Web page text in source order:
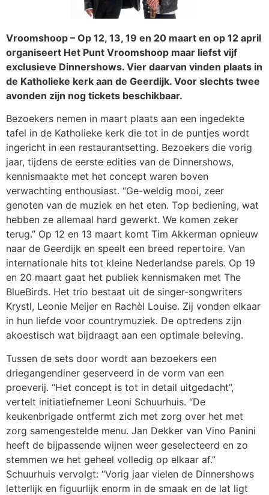
Vroomshoop – Op 12, 13, 19 en 20 maart en op 12 april
organiseert Het Punt Vroomshoop maar liefst vijf
exclusieve Dinnershows. Vier daarvan vinden plaats in
de Katholieke kerk aan de Geerdijk. Voor slechts twee
avonden zijn nog tickets beschikbaar.
Bezoekers nemen in maart plaats aan een ingedekte
tafel in de Katholieke kerk die tot in de puntjes wordt
ingericht in een restaurantsetting. Bezoekers die vorig
jaar, tijdens de eerste edities van de Dinnershows,
kennismaakte met het concept waren boven
verwachting enthousiast. “Ge-weldig mooi, zeer
genoten van de muziek en het eten. Top bediening, wat
hebben ze allemaal hard gewerkt. We komen zeker
terug.” Op 12 en 13 maart komt Tim Akkerman opnieuw
naar de Geerdijk en speelt een breed repertoire. Van
internationale hits tot kleine Nederlandse parels. Op 19
en 20 maart gaat het publiek kennismaken met The
BlueBirds. Het trio bestaat uit de singer-songwriters
Krystl, Leonie Meijer en Rachèl Louise. Zij vonden elkaar
in hun liefde voor countrymuziek. De optredens zijn
akoestisch wat bijdraagt aan een optimale beleving.
Tussen de sets door wordt aan bezoekers een
driegangendiner geserveerd in de vorm van een
proeverij. “Het concept is tot in detail uitgedacht”,
vertelt initiatiefnemer Leoni Schuurhuis. “De
keukenbrigade ontfermt zich met zorg over het met
zorg samengestelde menu. Jan Dekker van Vino Panini
heeft de bijpassende wijnen weer geselecteerd en zo
stemmen we het geheel volledig op elkaar af.”
Schuurhuis vervolgt: “Vorig jaar vielen de Dinnershows
letterlijk en figuurlijk enorm in de smaak en de lat ligt